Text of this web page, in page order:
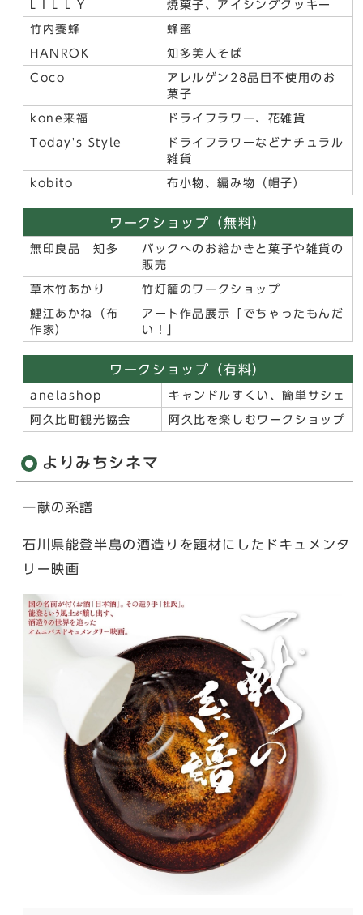
L I L L Y 焼菓子、アイシングクッキー
竹内養蜂 蜂蜜
HANROK 知多美人そば
Coco
アレルゲン28品目不使用のお
菓子
kone来福 ドライフラワー、花雑貨
Today's Style
ドライフラワーなどナチュラル
雑貨
kobito 布小物、編み物（帽子）
ワークショップ（無料）
無印良品 知多
バックへのお絵かきと菓子や雑貨の
販売
草木竹あかり 竹灯籠のワークショップ
鯉江あかね（布
作家）
アート作品展示「でちゃったもんだ
い！」
ワークショップ（有料）
anelashop キャンドルすくい、簡単サシェ
阿久比町観光協会 阿久比を楽しむワークショップ
よりみちシネマ
一献の系譜
石川県能登半島の酒造りを題材にしたドキュメンタ
リー映画